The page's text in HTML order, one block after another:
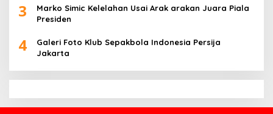
3
Marko Simic Kelelahan Usai Arak arakan Juara Piala
Presiden
4
Galeri Foto Klub Sepakbola Indonesia Persija
Jakarta